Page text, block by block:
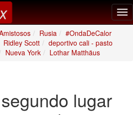
Rusia
#OndaDeCalor
Ridley Scott
deportivo cali - pasto
Nueva York Lothar Matthäus
lugar